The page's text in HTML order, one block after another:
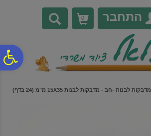
נגישות
אתר
המרכזיהתחבר 0
מדבקות לבנות -חב - מדבקות לבנות 15X35 מ"מ (24 בדף)